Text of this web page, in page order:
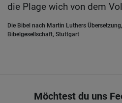
die Plage wich von dem
Die Bibel nach Martin Luthers
Bibelgesellschaft, Stuttgart
Möchtest du uns